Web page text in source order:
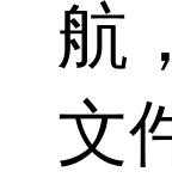
航
文